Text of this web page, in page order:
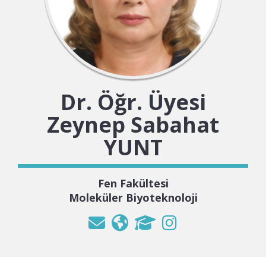
Dr. Öğr. Üyesi
Zeynep Sabahat
YUNT
Fen Fakültesi
Moleküler Biyoteknoloji